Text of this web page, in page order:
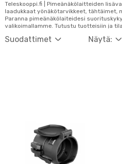
Suodattimet Näytä:
Teleskooppi.fi | Pimeänäkölaitteiden
laadukkaat yönäkötarvikkeet, tähtäimet,
Paranna pimeänäkölaiteidesi
valikoimallamme. Tutustu tuotteisiin ja